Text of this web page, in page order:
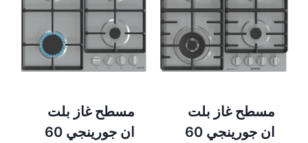
مسطح غاز بلت
ان جورينجي 60
مسطح غاز بلت
ان جورينجي 60